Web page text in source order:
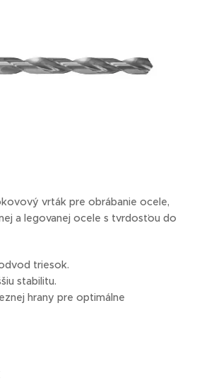
vrták pre obrábanie ocele,
a legovanej ocele s tvrdosťou do
triesok.
stabilitu.
hrany pre optimálne